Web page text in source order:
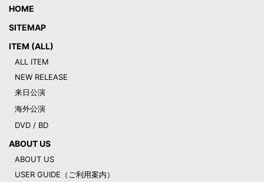
HOME
SITEMAP
ITEM (ALL)
ALL ITEM
NEW RELEASE
来日公演
海外公演
DVD / BD
ABOUT US
ABOUT US
USER GUIDE（ご利用案内）